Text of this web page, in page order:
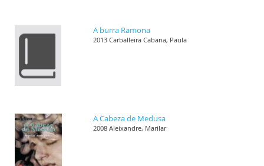
A burra Ramona
2013 Carballeira Cabana, Paula
A Cabeza de Medusa
2008 Aleixandre, Marilar